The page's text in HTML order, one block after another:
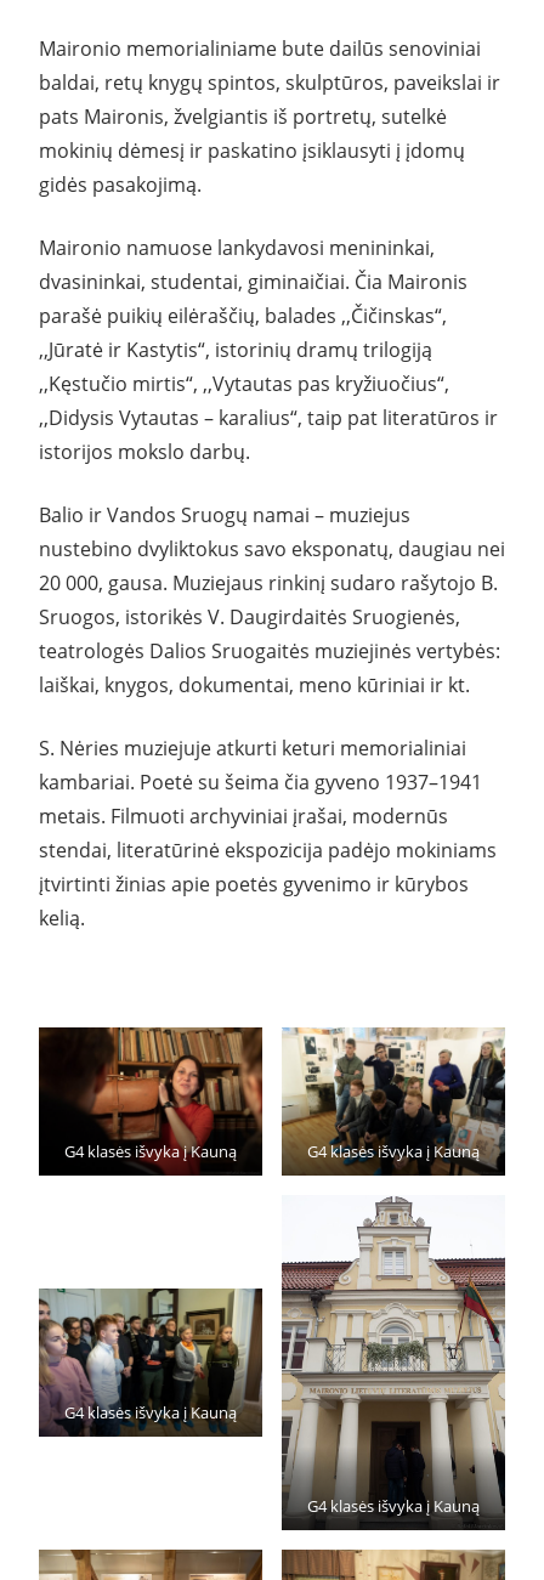
Maironio memorialiniame bute dailūs senoviniai
baldai, retų knygų spintos, skulptūros, paveikslai ir
pats Maironis, žvelgiantis iš portretų, sutelkė
mokinių dėmesį ir paskatino įsiklausyti į įdomų
gidės pasakojimą.
Maironio namuose lankydavosi menininkai,
dvasininkai, studentai, giminaičiai. Čia Maironis
parašė puikių eilėraščių, balades ,,Čičinskas“,
,,Jūratė ir Kastytis“, istorinių dramų trilogiją
,,Kęstučio mirtis“, ,,Vytautas pas kryžiuočius“,
,,Didysis Vytautas – karalius“, taip pat literatūros ir
istorijos mokslo darbų.
Balio ir Vandos Sruogų namai – muziejus
nustebino dvyliktokus savo eksponatų, daugiau nei
20 000, gausa. Muziejaus rinkinį sudaro rašytojo B.
Sruogos, istorikės V. Daugirdaitės Sruogienės,
teatrologės Dalios Sruogaitės muziejinės vertybės:
laiškai, knygos, dokumentai, meno kūriniai ir kt.
S. Nėries muziejuje atkurti keturi memorialiniai
kambariai. Poetė su šeima čia gyveno 1937–1941
metais. Filmuoti archyviniai įrašai, modernūs
stendai, literatūrinė ekspozicija padėjo mokiniams
įtvirtinti žinias apie poetės gyvenimo ir kūrybos
kelią.
G4 klasės išvyka į Kauną G4 klasės išvyka į Kauną
G4 klasės išvyka į Kauną
G4 klasės išvyka į Kauną